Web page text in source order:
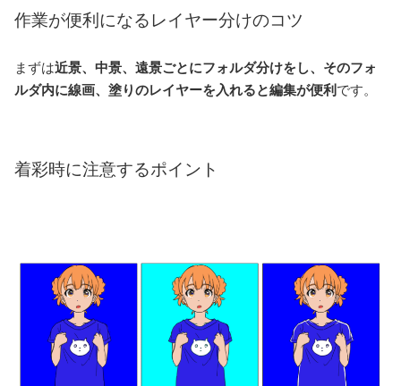
作業が便利になるレイヤー分けのコツ
まずは近景、中景、遠景ごとにフォルダ分けをし、そのフォ
ルダ内に線画、塗りのレイヤーを入れると編集が便利 です。
着彩時に注意するポイント